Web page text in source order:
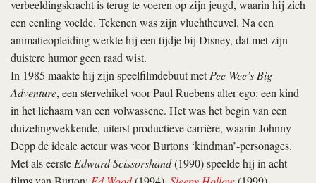
verbeeldingskracht is terug te voeren op zijn jeugd, waarin hij zich
een eenling voelde. Tekenen was zijn vluchtheuvel. Na een
animatieopleiding werkte hij een tijdje bij Disney, dat met zijn
duistere humor geen raad wist.
In 1985 maakte hij zijn speelfilmdebuut metPee Wee’s Big
Adventure, een stervehikel voor Paul Ruebens alter ego: een kind
in het lichaam van een volwassene. Het was het begin van een
duizelingwekkende, uiterst productieve carrière, waarin Johnny
Depp de ideale acteur was voor Burtons ‘kindman’-personages.
Met als eersteEdward Scissorshand(1990) speelde hij in acht